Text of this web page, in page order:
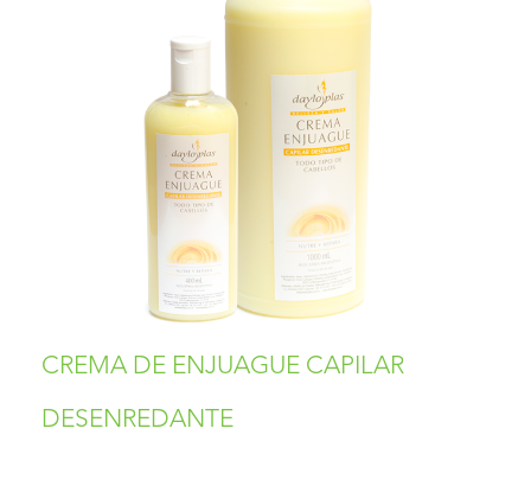
CREMA DE ENJUAGUE CAPILAR
DESENREDANTE